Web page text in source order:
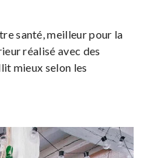
santé, meilleur pour la
réalisé avec des
mieux selon les